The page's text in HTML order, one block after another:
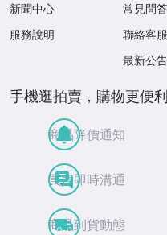
新聞中心
服務說明
常見問答
聯絡客服
最新公告
手機逛拍賣，購物更便利
商品降價通知
買賣即時溝通
商品到貨動態